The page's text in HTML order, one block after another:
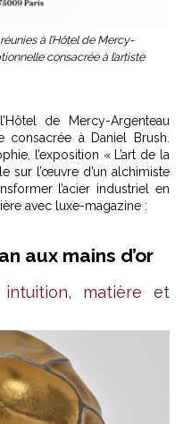
à l’Hôtel de Mercy-
consacrée à l’artiste
de Mercy-Argenteau
à Daniel Brush.
l’exposition « L’art de la
sur l’œuvre d’un alchimiste
l’acier industriel en
avec luxe-magazine :
aux mains d’or
matière et